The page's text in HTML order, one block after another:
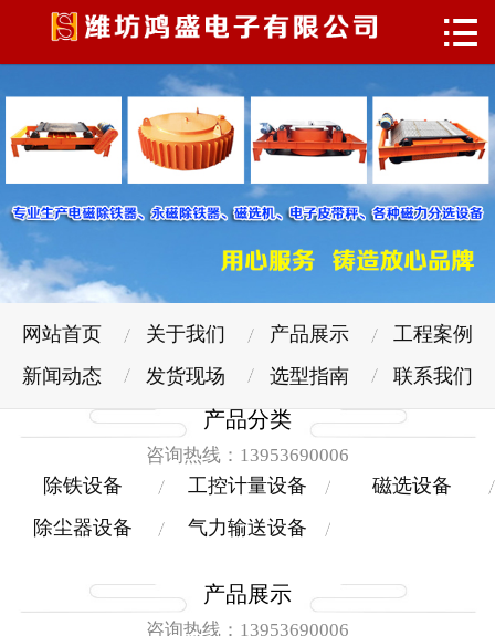
网站首页
产品展示
工程案例
新闻动态
发货现场
选型指南
联系我们

网站首页 关于我们 产品展示
工程案例
新闻动态
发货现场 选型指南 联系我们
产品分类
咨询热线：13953690006
除铁设备 工控计量设备
磁选设备
除尘器设备
气力输送设备
产品展示
咨询热线：13953690006